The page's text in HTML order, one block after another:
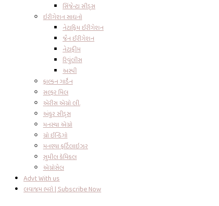
સિંજેન્ટા સીડ્સ
ઇરીગેશન સાધનો
નેટાફિમ ઈરીગેશન
જૈન ઈરીગેશન
નેટાફીમ
રિવુંલીસ
અસ્પી
ફાલ્કન ગાર્ડેન
સલ્ફર મિલ
એરીસ એગ્રો લી.
અંકુર સીડ્સ
મનસ્યા એગ્રો
ગ્રો ઈન્ડિગો
મનશ્યા ફર્ટિલાઇઝર
સુમીલ કેમિકલ
એગ્રોસેલ
Advt With us
લવાજમ ભરો | Subscribe Now